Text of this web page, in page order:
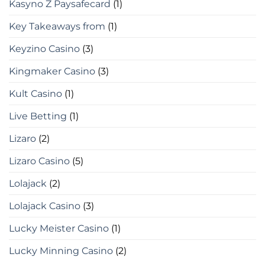
Kasyno Z Paysafecard (1)
Key Takeaways from (1)
Keyzino Casino (3)
Kingmaker Casino (3)
Kult Casino (1)
Live Betting (1)
Lizaro (2)
Lizaro Casino (5)
Lolajack (2)
Lolajack Casino (3)
Lucky Meister Casino (1)
Lucky Minning Casino (2)